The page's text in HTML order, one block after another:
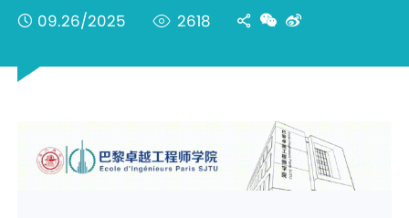
09.26/2025 2618